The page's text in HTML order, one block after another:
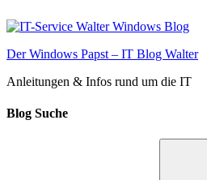
Inhalt
Der Windows Papst – IT Blog Walter
Anleitungen & Infos rund um die IT
Blog Suche